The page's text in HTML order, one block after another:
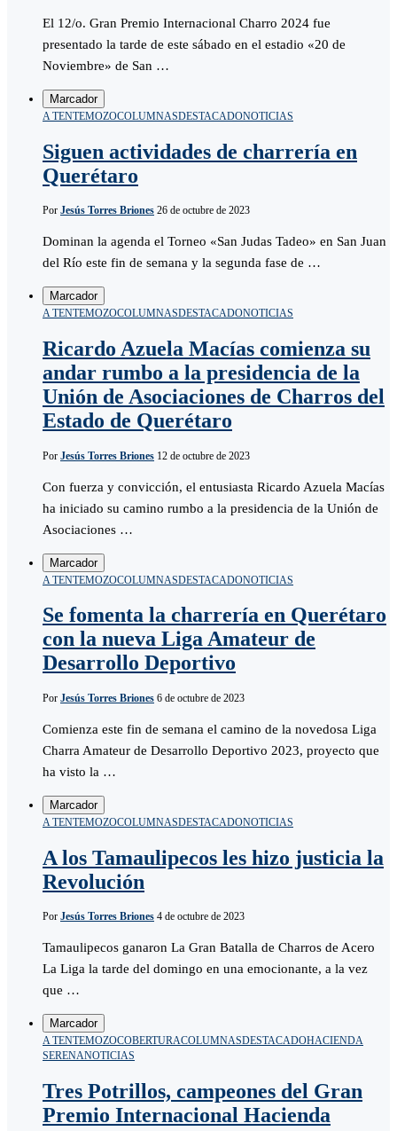
El 12/o. Gran Premio Internacional Charro 2024 fue
presentado la tarde de este sábado en el estadio «20 de
Noviembre» de San …
Marcador
A TENTEMOZOCOLUMNASDESTACADONOTICIAS
Siguen actividades de charrería en
Querétaro
Por Jesús Torres Briones 26 de octubre de 2023
Dominan la agenda el Torneo «San Judas Tadeo» en San Juan
del Río este fin de semana y la segunda fase de …
Marcador
A TENTEMOZOCOLUMNASDESTACADONOTICIAS
Ricardo Azuela Macías comienza su
andar rumbo a la presidencia de la
Unión de Asociaciones de Charros del
Estado de Querétaro
Por Jesús Torres Briones 12 de octubre de 2023
Con fuerza y convicción, el entusiasta Ricardo Azuela Macías
ha iniciado su camino rumbo a la presidencia de la Unión de
Asociaciones …
Marcador
A TENTEMOZOCOLUMNASDESTACADONOTICIAS
Se fomenta la charrería en Querétaro
con la nueva Liga Amateur de
Desarrollo Deportivo
Por Jesús Torres Briones 6 de octubre de 2023
Comienza este fin de semana el camino de la novedosa Liga
Charra Amateur de Desarrollo Deportivo 2023, proyecto que
ha visto la …
Marcador
A TENTEMOZOCOLUMNASDESTACADONOTICIAS
A los Tamaulipecos les hizo justicia la
Revolución
Por Jesús Torres Briones 4 de octubre de 2023
Tamaulipecos ganaron La Gran Batalla de Charros de Acero
La Liga la tarde del domingo en una emocionante, a la vez
que …
Marcador
A TENTEMOZOCOBERTURACOLUMNASDESTACADOHACIENDA
SERENANOTICIAS
Tres Potrillos, campeones del Gran
Premio Internacional Hacienda